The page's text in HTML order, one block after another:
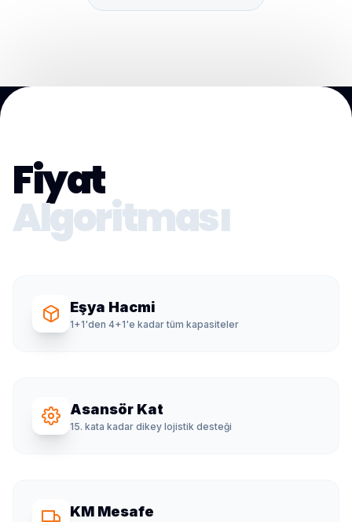
Fiyat
Algoritması
Eşya Hacmi
1+1'den 4+1'e kadar tüm kapasiteler
Asansör Kat
15. kata kadar dikey lojistik desteği
KM Mesafe